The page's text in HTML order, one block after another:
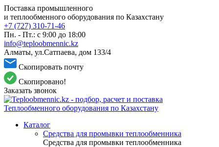
Поставка промышленного
и теплообменного оборудования по Казахстану
+7 (727) 310-71-46
Пн. - Пт.: с 9:00 до 18:00
info@teploobmennic.kz
Алматы, ул.Сатпаева, дом 133/4
Скопировать почту
Скопировано!
Заказать звонок
Каталог
Средства для промывки теплообменника
Средства для промывки теплообменника